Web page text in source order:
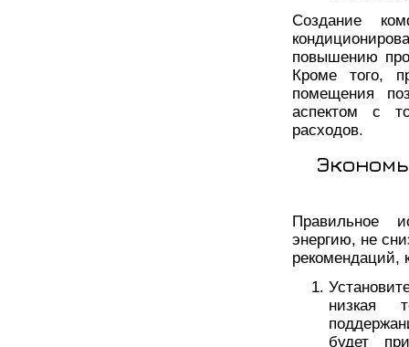
Создание
повышению
Кроме того,
помещения
аспектом с
расходов.
Правильное
энергию, не
рекомендаций,
низкая
будет